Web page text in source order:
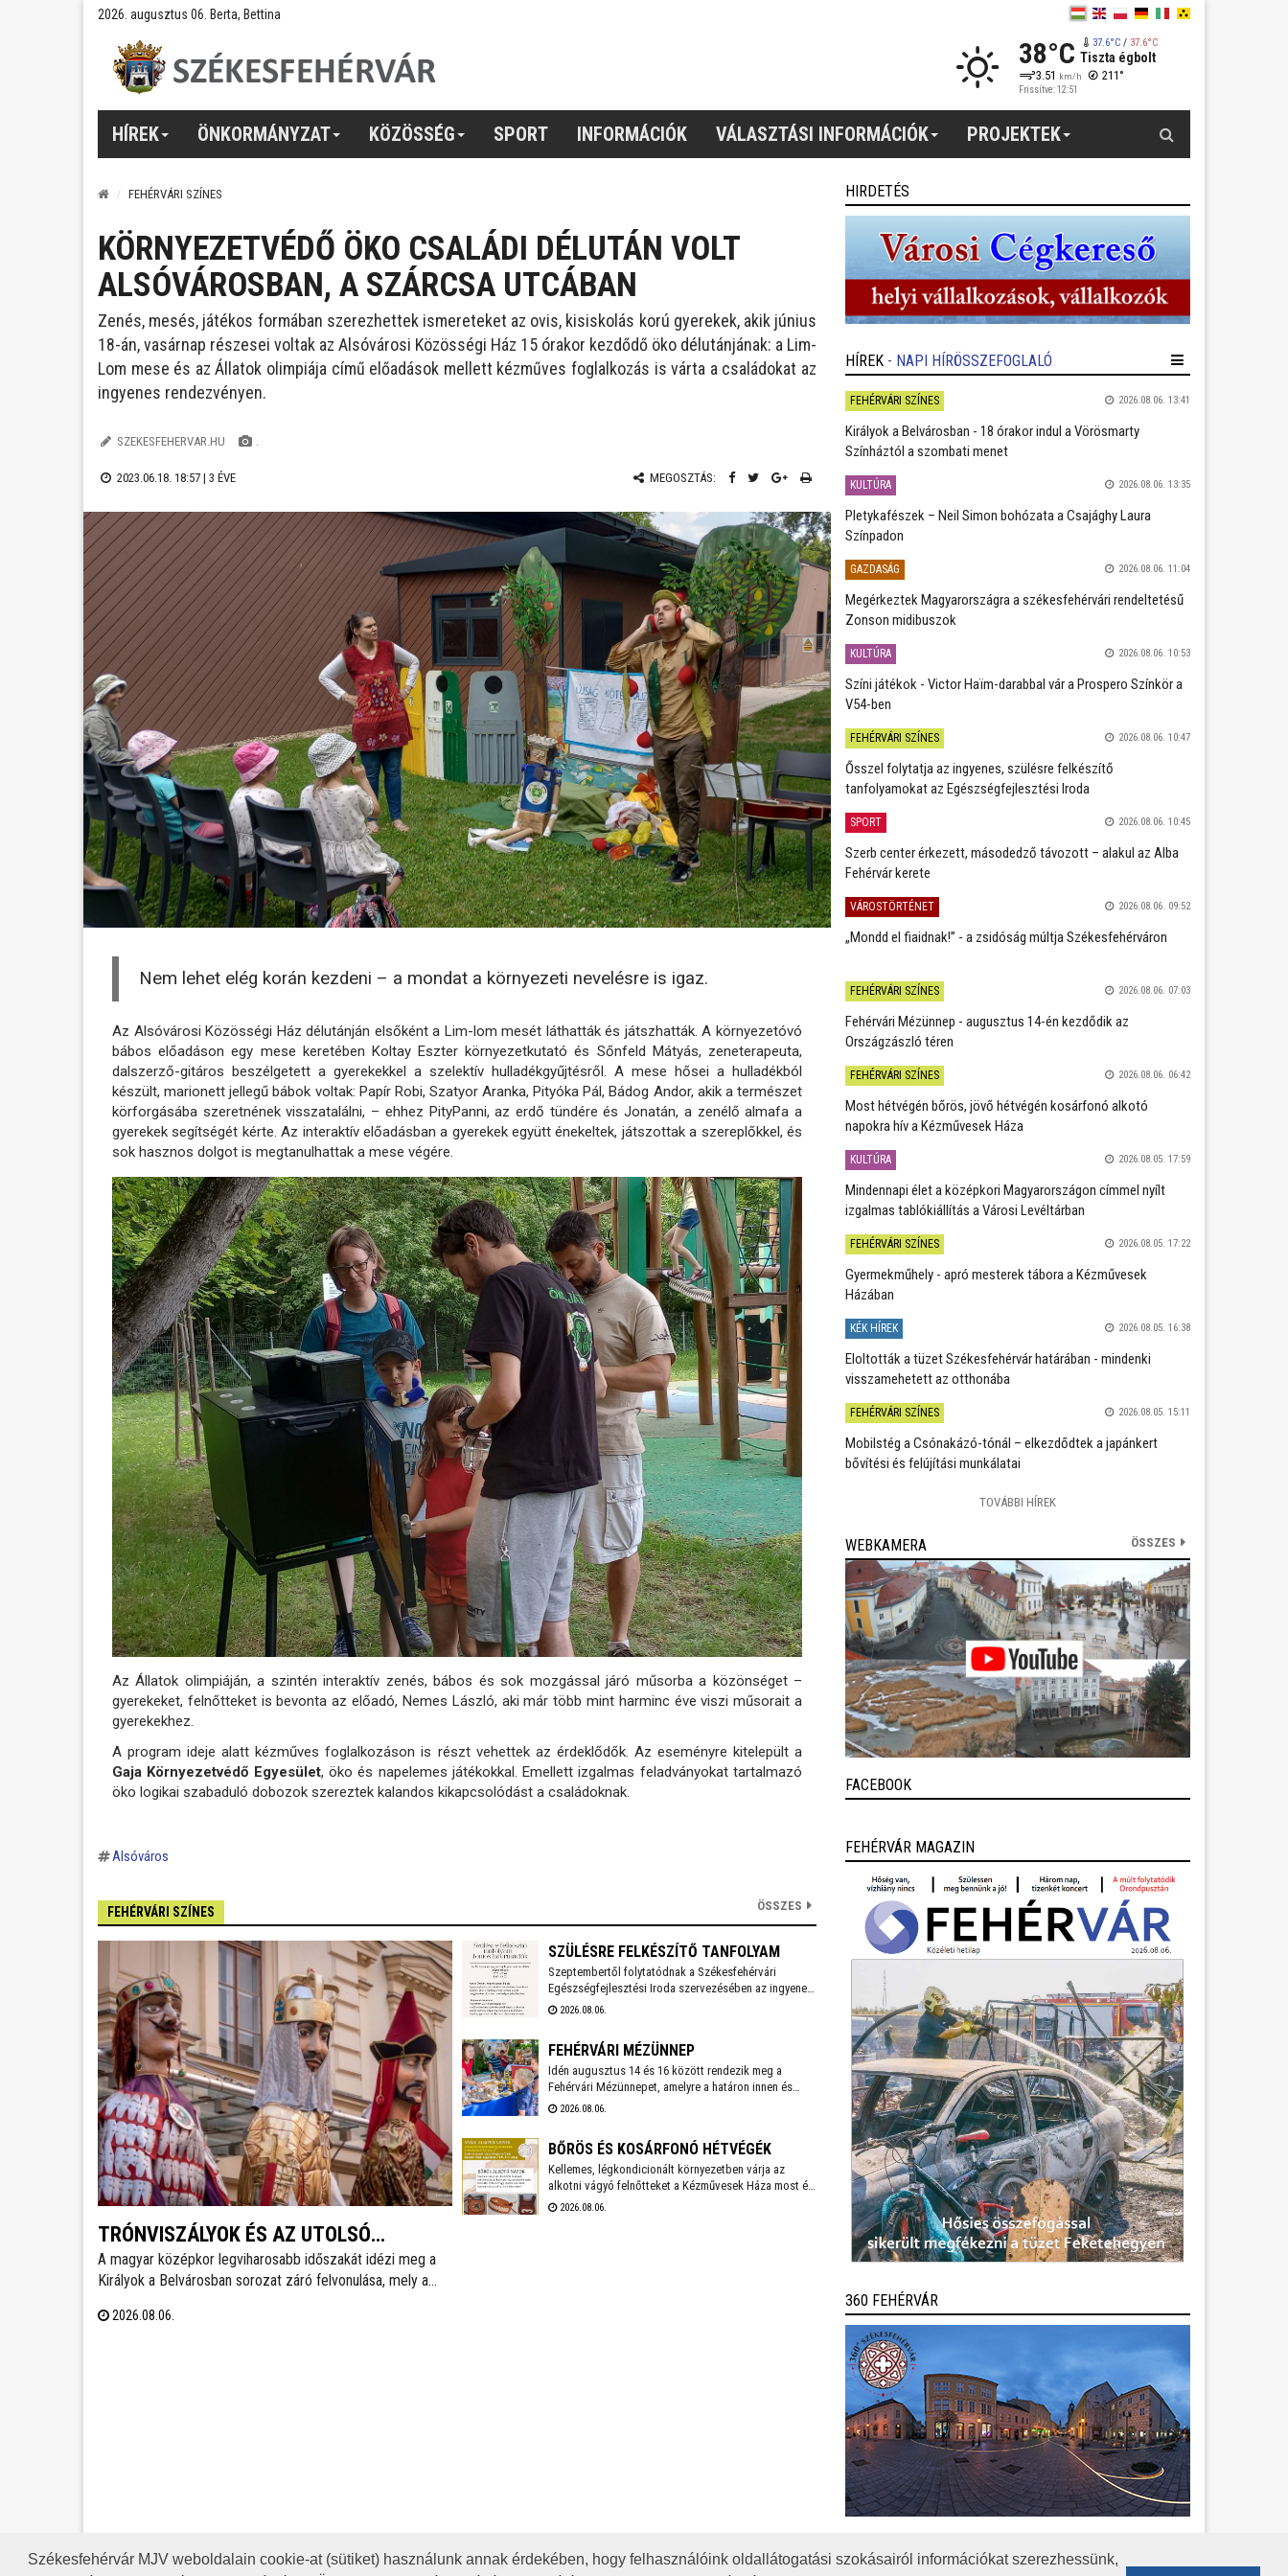
Székesfehérvár MJV weboldalain cookie-at (sütiket) használunk annak érdekében, hogy felhasználóink oldallátogatási szokásairól információkat szerezhessünk,
2026. augusztus 06. Berta, Bettina
38°C 37.6°C/ 37.6°C
Tiszta égbolt
3.51 km/h 211°
Frissítve: 12:51
HÍREK ÖNKORMÁNYZAT KÖZÖSSÉG SPORT INFORMÁCIÓK VÁLASZTÁSI INFORMÁCIÓK PROJEKTEK
FEHÉRVÁRI SZÍNES
KÖRNYEZETVÉDŐ ÖKO CSALÁDI DÉLUTÁN VOLT
ALSÓVÁROSBAN, A SZÁRCSA UTCÁBAN
Zenés, mesés, játékos formában szerezhettek ismereteket az ovis, kisiskolás korú gyerekek, akik június
18-án, vasárnap részesei voltak az Alsóvárosi Közösségi Ház 15 órakor kezdődő öko délutánjának: a Lim-
Lom mese és az Állatok olimpiája című előadások mellett kézműves foglalkozás is várta a családokat az
ingyenes rendezvényen.
SZEKESFEHERVAR.HU .
2023.06.18. 18:57 | 3 ÉVE MEGOSZTÁS:
Nem lehet elég korán kezdeni – a mondat a környezeti nevelésre is igaz.
Az Alsóvárosi Közösségi Ház délutánján elsőként a Lim-lom mesét láthatták és játszhatták. A környezetóvó
bábos előadáson egy mese keretében Koltay Eszter környezetkutató és Sőnfeld Mátyás, zeneterapeuta,
dalszerző-gitáros beszélgetett a gyerekekkel a szelektív hulladékgyűjtésről. A mese hősei a hulladékból
készült, marionett jellegű bábok voltak: Papír Robi, Szatyor Aranka, Pityóka Pál, Bádog Andor, akik a természet
körforgásába szeretnének visszatalálni, – ehhez PityPanni, az erdő tündére és Jonatán, a zenélő almafa a
gyerekek segítségét kérte. Az interaktív előadásban a gyerekek együtt énekeltek, játszottak a szereplőkkel, és
sok hasznos dolgot is megtanulhattak a mese végére.
Az Állatok olimpiáján, a szintén interaktív zenés, bábos és sok mozgással járó műsorba a közönséget –
gyerekeket, felnőtteket is bevonta az előadó, Nemes László, aki már több mint harminc éve viszi műsorait a
gyerekekhez.
A program ideje alatt kézműves foglalkozáson is részt vehettek az érdeklődők. Az eseményre kitelepült a
Gaja Környezetvédő Egyesület, öko és napelemes játékokkal. Emellett izgalmas feladványokat tartalmazó
öko logikai szabaduló dobozok szereztek kalandos kikapcsolódást a családoknak.
Alsóváros
FEHÉRVÁRI SZÍNES ÖSSZES
TRÓNVISZÁLYOK ÉS AZ UTOLSÓ
ARANYÁG
A magyar középkor legviharosabb időszakát idézi meg a
Királyok a Belvárosban sorozat záró felvonulása, mely a
órakor indul a Vörösmarty Színháztól. A menetet
2026.08.06.
SZÜLÉSRE FELKÉSZÍTŐ TANFOLYAM
Szeptembertől folytatódnak a Székesfehérvári
Egészségfejlesztési Iroda szervezésében az ingyenes,
szülésre felkészítő tanfolyamok. Az idei évben még
jelentkezését.
2026.08.06.
FEHÉRVÁRI MÉZÜNNEP
Idén augusztus 14 és 16 között rendezik meg a
Fehérvári Mézünnepet, amelyre a határon innen és
túlról is érkeznek mézlovagrendek: a látványos
lesz mézvásár, mézkóstolás is különlegességekkel.
2026.08.06.
BŐRÖS ÉS KOSÁRFONÓ HÉTVÉGÉK
Kellemes, légkondicionált környezetben várja az
alkotni vágyó felnőtteket a Kézművesek Háza most és
a következő hétvégén. Augusztus 7-9-e között bőrös
2026.08.06.
HIRDETÉS
HÍREK - NAPI HÍRÖSSZEFOGLALÓ
FEHÉRVÁRI SZÍNES 2026.08.06. 13:41
Királyok a Belvárosban - 18 órakor indul a Vörösmarty
Színháztól a szombati menet
KULTÚRA 2026.08.06. 13:35
Pletykafészek – Neil Simon bohózata a Csajághy Laura
Színpadon
GAZDASÁG 2026.08.06. 11:04
Megérkeztek Magyarországra a székesfehérvári rendeltetésű
Zonson midibuszok
KULTÚRA 2026.08.06. 10:53
Színi játékok - Victor Haïm-darabbal vár a Prospero Színkör a
V54-ben
FEHÉRVÁRI SZÍNES 2026.08.06. 10:47
Ősszel folytatja az ingyenes, szülésre felkészítő
tanfolyamokat az Egészségfejlesztési Iroda
SPORT 2026.08.06. 10:45
Szerb center érkezett, másodedző távozott – alakul az Alba
Fehérvár kerete
VÁROSTÖRTÉNET 2026.08.06. 09:52
„Mondd el fiaidnak!” - a zsidóság múltja Székesfehérváron
FEHÉRVÁRI SZÍNES 2026.08.06. 07:03
Fehérvári Mézünnep - augusztus 14-én kezdődik az
Országzászló téren
FEHÉRVÁRI SZÍNES 2026.08.06. 06:42
Most hétvégén bőrös, jövő hétvégén kosárfonó alkotó
napokra hív a Kézművesek Háza
KULTÚRA 2026.08.05. 17:59
Mindennapi élet a középkori Magyarországon címmel nyílt
izgalmas tablókiállítás a Városi Levéltárban
FEHÉRVÁRI SZÍNES 2026.08.05. 17:22
Gyermekműhely - apró mesterek tábora a Kézművesek
Házában
KÉK HÍREK 2026.08.05. 16:38
Eloltották a tüzet Székesfehérvár határában - mindenki
visszamehetett az otthonába
FEHÉRVÁRI SZÍNES 2026.08.05. 15:11
Mobilstég a Csónakázó-tónál – elkezdődtek a japánkert
bővítési és felújítási munkálatai
TOVÁBBI HÍREK
WEBKAMERA ÖSSZES
FACEBOOK
FEHÉRVÁR MAGAZIN
360 FEHÉRVÁR
RSS A HONLAP 2017.03.31-I ÁLLAPOTA JOGI NYILATKOZAT IMPRESSZUM MÉDIAAJÁNLAT KÖZÉRDEKŰ ADATOK ADATVÉDELEM